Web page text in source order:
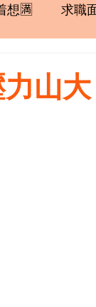
想🈵 求職
山大